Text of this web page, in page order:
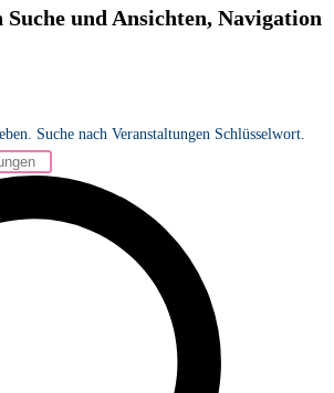
Suche und Ansichten, Navigation
Suche nach Veranstaltungen Schlüsselwort.